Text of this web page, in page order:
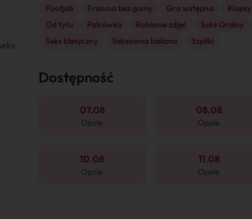
Footjob
Francuz bez gumy Gra wstępna Klapsy
Od tyłu
Palcówka Robienie zdjęć Seks Oralny
Seks klasyczny
Seksowna bielizna Szpilki
Dostępność
07.08
Opole
08.08
Opole
10.08
Opole
11.08
Opole